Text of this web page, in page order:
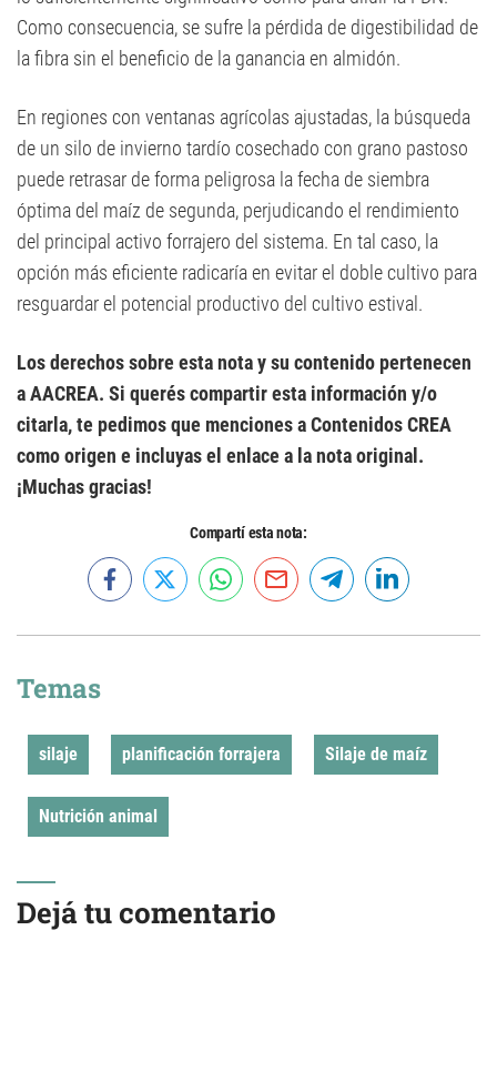
Como consecuencia, se sufre la pérdida de digestibilidad de
la fibra sin el beneficio de la ganancia en almidón.
En regiones con ventanas agrícolas ajustadas, la búsqueda
de un silo de invierno tardío cosechado con grano pastoso
puede retrasar de forma peligrosa la fecha de siembra
óptima del maíz de segunda, perjudicando el rendimiento
del principal activo forrajero del sistema. En tal caso, la
opción más eficiente radicaría en evitar el doble cultivo para
resguardar el potencial productivo del cultivo estival.
Los derechos sobre esta nota y su contenido pertenecen
a AACREA. Si querés compartir esta información y/o
citarla, te pedimos que menciones a Contenidos CREA
como origen e incluyas el enlace a la nota original.
¡Muchas gracias!
Compartí esta nota:
Temas
silaje planificación forrajera Silaje de maíz
Nutrición animal
Dejá tu comentario